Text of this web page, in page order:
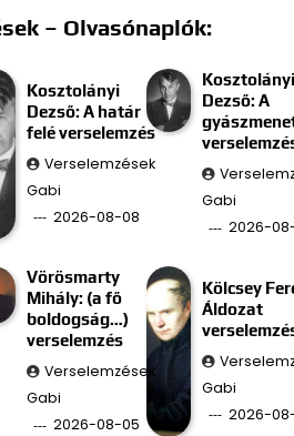
– Olvasónaplók:
Kosztolányi
Dezső: A határ
felé verselemzés
Verselemzések
Gabi
2026-08-08
Kosztolányi
Dezső: A
Gabi
2026-
Vörösmarty
Mihály: (a fő
boldogság…)
verselemzés
Verselemzések
Gabi
2026-08-05
Kölcsey
Áldozat
Gabi
2026-